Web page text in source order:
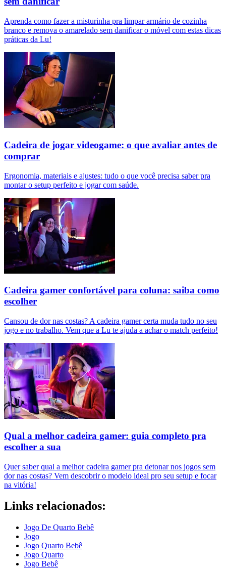
Aprenda como fazer a misturinha pra limpar armário de cozinha
branco e remova o amarelado sem danificar o móvel com estas dicas
práticas da Lu!
Cadeira de jogar videogame: o que avaliar antes de
comprar
Ergonomia, materiais e ajustes: tudo o que você precisa saber pra
montar o setup perfeito e jogar com saúde.
Cadeira gamer confortável para coluna: saiba como
escolher
Cansou de dor nas costas? A cadeira gamer certa muda tudo no seu
jogo e no trabalho. Vem que a Lu te ajuda a achar o match perfeito!
Qual a melhor cadeira gamer: guia completo pra
escolher a sua
Quer saber qual a melhor cadeira gamer pra detonar nos jogos sem
dor nas costas? Vem descobrir o modelo ideal pro seu setup e focar
na vitória!
Links relacionados:
Jogo De Quarto Bebê
Jogo
Jogo Quarto Bebê
Jogo Quarto
Jogo Bebê